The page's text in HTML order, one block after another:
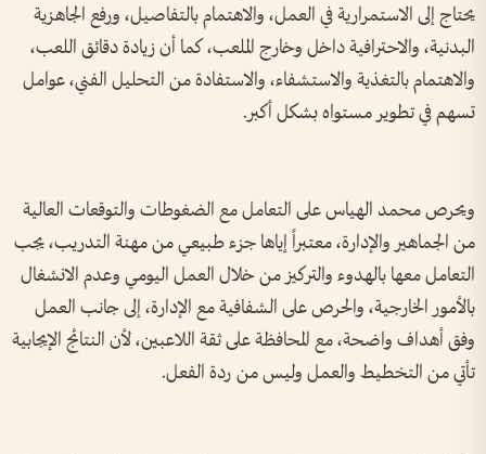
يحتاج إلى الاستمرارية في العمل، والاهتمام بالتفاصيل، ورفع الجاهزية
البدنية، والاحترافية داخل وخارج الملعب، كما أن زيادة دقائق اللعب،
والاهتمام بالتغذية والاستشفاء، والاستفادة من التحليل الفني، عوامل
تسهم في تطوير مستواه بشكل أكبر.
ويحرص محمد الهياس على التعامل مع الضغوطات والتوقعات العالية
من الجماهير والإدارة، معتبراً إياها جزء طبيعي من مهنة التدريب، يجب
التعامل معها بالهدوء والتركيز من خلال العمل اليومي وعدم الانشغال
بالأمور الخارجية، والحرص على الشفافية مع الإدارة، إلى جانب العمل
وفق أهداف واضحة، مع المحافظة على ثقة اللاعبين، لأن النتائج الإيجابية
تأتي من التخطيط والعمل وليس من ردة الفعل.